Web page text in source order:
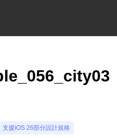
支援iOS 26部分設計規格